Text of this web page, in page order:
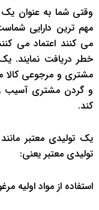
وقتی شما به عنوان یک
مهم ترین دارایی
می کنند اعتماد می
خطر دریافت نمایند.
مشتری و مرجوعی
و گردن مشتری آسیب
کند.
یک تولیدی معتبر
تولیدی معتبر یعنی:
استفاده از مواد اولیه